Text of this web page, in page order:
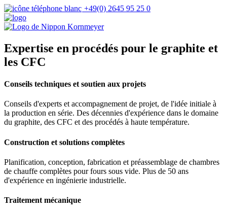
+49(0) 2645 95 25 0
Expertise en procédés pour le graphite et
les CFC
Conseils techniques et soutien aux projets
Conseils d'experts et accompagnement de projet, de l'idée initiale à
la production en série. Des décennies d'expérience dans le domaine
du graphite, des CFC et des procédés à haute température.
Construction et solutions complètes
Planification, conception, fabrication et préassemblage de chambres
de chauffe complètes pour fours sous vide. Plus de 50 ans
d'expérience en ingénierie industrielle.
Traitement mécanique